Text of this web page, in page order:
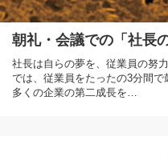
朝礼・会議での「社長
社長は自らの夢を、従業員の努
では、従業員をたったの3分間で
多くの企業の第二成長を…